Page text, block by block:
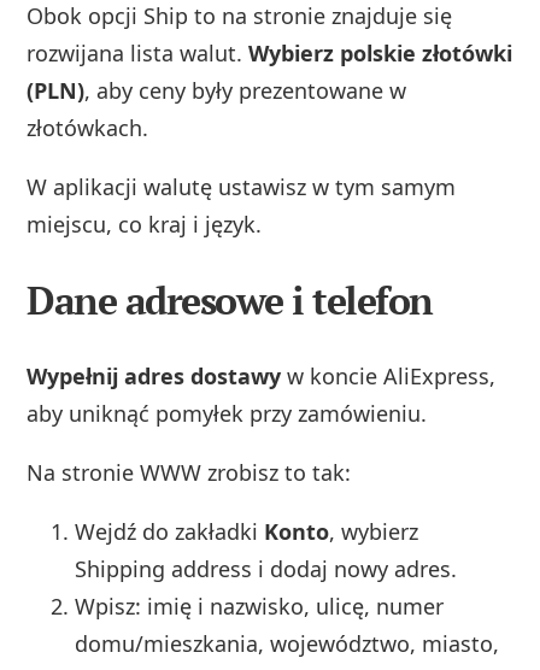
Obok opcji Ship to na stronie znajduje się
rozwijana lista walut.Wybierz polskie złotówki
(PLN), aby ceny były prezentowane w
złotówkach.
W aplikacji walutę ustawisz w tym samym
miejscu, co kraj i język.
Dane adresowe i telefon
Wypełnij adres dostawy w koncie AliExpress,
aby uniknąć pomyłek przy zamówieniu.
Na stronie WWW zrobisz to tak:
Wejdź do zakładki Konto, wybierz
Shipping address i dodaj nowy adres.
Wpisz: imię i nazwisko, ulicę, numer
domu/mieszkania, województwo, miasto,